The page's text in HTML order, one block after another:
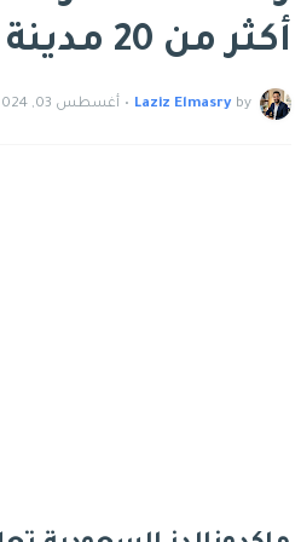
أكثر من 20 مدينة قدم من هنا
by
Laziz Elmasry
• أغسطس 03, 2024